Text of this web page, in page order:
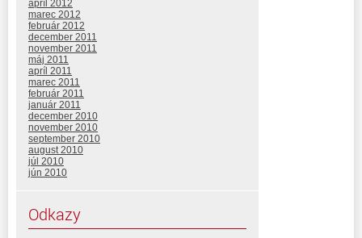
apríl 2012
marec 2012
február 2012
december 2011
november 2011
máj 2011
apríl 2011
marec 2011
február 2011
január 2011
december 2010
november 2010
september 2010
august 2010
júl 2010
jún 2010
Odkazy